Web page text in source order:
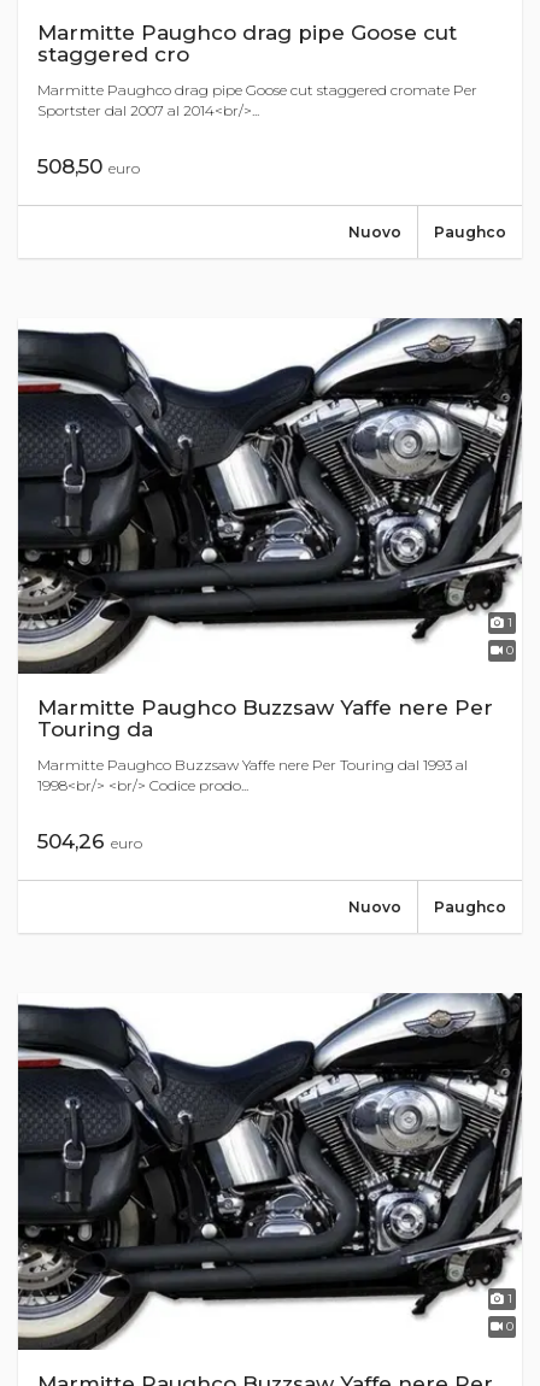
Marmitte Paughco drag pipe Goose cut
staggered cro
Marmitte Paughco drag pipe Goose cut staggered cromate Per
Sportster dal 2007 al 2014<br/>...
508,50 euro
Paughco
Nuovo
1
0
Marmitte Paughco Buzzsaw Yaffe nere Per
Touring da
Marmitte Paughco Buzzsaw Yaffe nere Per Touring dal 1993 al
1998<br/> <br/> Codice prodo...
504,26 euro
Paughco
Nuovo
1
0